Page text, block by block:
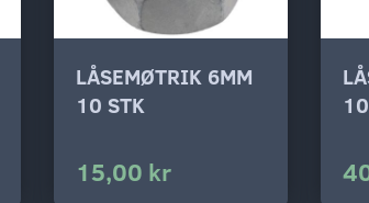
LÅSEMØTRIK 6MM
10 STK
15,00 kr